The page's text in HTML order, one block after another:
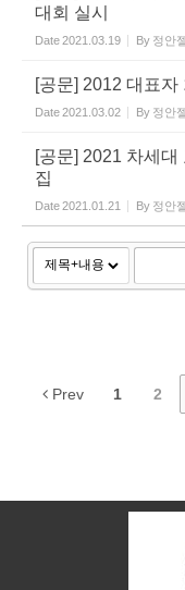
대회 실시
Date2021.03.19 By 정안
[공문] 2012 대표자
Date2021.03.02 By 정안
[공문] 2021 차세대
집
Date2021.01.21 By 정안
Prev 1 2